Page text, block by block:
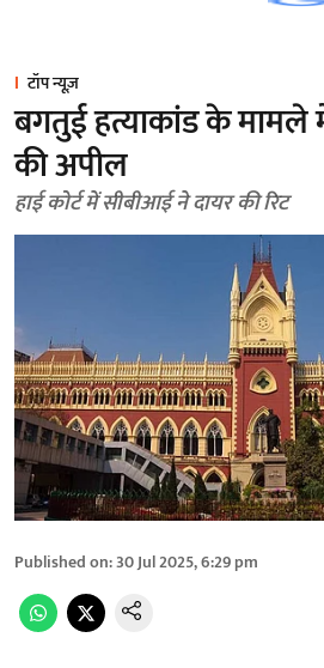
टॉप न्यूज़
बगतुई हत्याकांड के मामले
की अपील
हाई कोर्ट में सीबीआई ने दायर की रिट
Published on:30 Jul 2025, 6:29 pm